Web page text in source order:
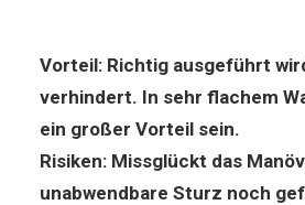
Vorteil: Richtig ausgeführt
verhindert. In sehr flachem
ein großer Vorteil sein.
Risiken: Missglückt das
unabwendbare Sturz noch